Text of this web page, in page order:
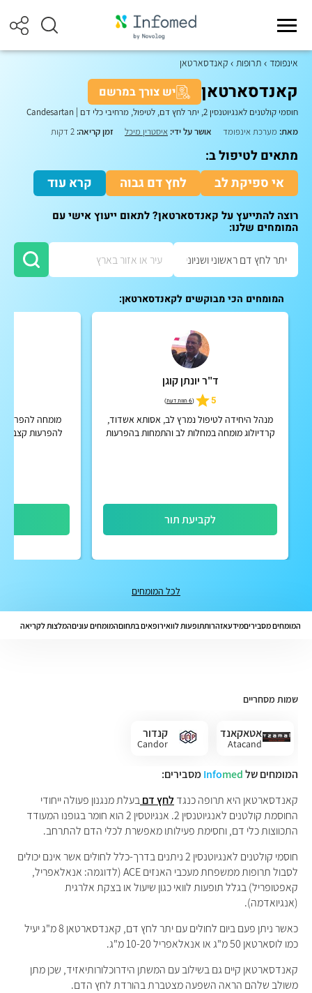
אינפומד תרופות קאנדסארטאן
קאנדסארטאן יש צורך במרשם
חוסמי קולטנים לאנגיוטנסין 2, יתר לחץ דם, לטיפול, מרחיבי כלי דם
Candesartan
מאת: מערכת אינפומד אושר על ידי: איסטרין מיכל זמן קריאה:
מתאים לטיפול ב:
אי ספיקת לב
לחץ דם גבוה קרא עוד
רוצה להתייעץ על קאנדסארטאן? לתאום ייעוץ אישי עם
המומחים שלנו:
המומחים הכי מבוקשים לקאנדסארטאן:
ד"ר יונתן קוגן
5
(6 חוות דעת )
מנהל היחידה לטיפול נמרץ לב, אסותא אשדוד,
קרדיולוג מומחה במחלות לב והתמחות בהפרעות
לקביעת תור
מומחה להפרעות
להפרעות קצב
לכל המומחים
המומחים מסביריםמידעאזהרותתופעות לוואירופאים בתחוםהמומחים עוניםהמלצות לקריאה
שמות מסחריים
אטאקאנד
Atacand
קנדור
Candor
המומחים של Infomed
מסבירים:
קאנדסארטאן היא תרופה כנגדלחץ דםבעלת מנגנון פעולה ייחודי
החוסמת קולטנים לאנגיוטנסין 2. אנגיוטסין 2 הוא חומר בגופנו המעודד
התכווצות כלי דם, וחסימת פעילותו מאפשרת לכלי הדם להתרחב.
חוסמי קולטנים לאנגיוטנסין 2 ניתנים בדרך-כלל לחולים אשר אינם יכולים
לסבול תרופות ממשפחת מעכבי האנזים ACE (לדוגמה: אנאלאפריל,
קאפטופריל) בגלל תופעות לוואי כגון שיעול או בצקת אלרגית
(אנגיואדמה).
כאשר ניתן פעם ביום לחולים עם יתר לחץ דם, קאנדסארטאן 8 מ"ג יעיל
כמו לוסארטאן 50 מ"ג או אנאלאפריל 10-20 מ"ג.
קאנדסארטאן קיים גם בשילוב עם המשתן הידרוכלורותיאזיד, שכן מתן
משולב שלהם הראה השפעה מצטברת בהורדת לחץ הדם.